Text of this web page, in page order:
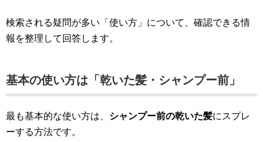
検索される疑問が多い「使い方」について、確認できる情
報を整理して回答します。
基本の使い方は「乾いた髪・シャンプー前」
最も基本的な使い方は、 シャンプー前の乾いた髪にスプレ
ーする方法です。